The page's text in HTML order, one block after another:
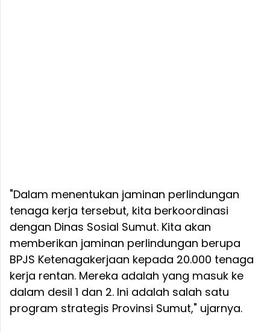
"Dalam menentukan jaminan perlindungan
tenaga kerja tersebut, kita berkoordinasi
dengan Dinas Sosial Sumut. Kita akan
memberikan jaminan perlindungan berupa
BPJS Ketenagakerjaan kepada 20.000 tenaga
kerja rentan. Mereka adalah yang masuk ke
dalam desil 1 dan 2. Ini adalah salah satu
program strategis Provinsi Sumut," ujarnya.